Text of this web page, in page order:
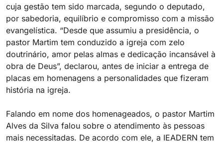
cuja gestão tem sido marcada, segundo o deputado,
por sabedoria, equilíbrio e compromisso com a missão
evangelística. “Desde que assumiu a presidência, o
pastor Martim tem conduzido a igreja com zelo
doutrinário, amor pelas almas e dedicação incansável à
obra de Deus”, declarou, antes de iniciar a entrega de
placas em homenagens a personalidades que fizeram
história na igreja.
Falando em nome dos homenageados, o pastor Martim
Alves da Silva falou sobre o atendimento às pessoas
mais necessitadas. De acordo com ele, a IEADERN tem